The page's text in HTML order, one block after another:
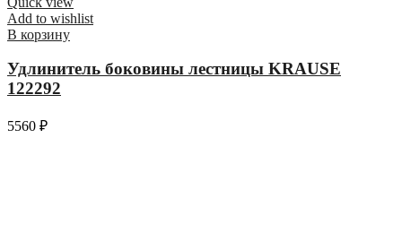
Add to wishlist
В корзину
Удлинитель боковины лестницы KRAUSE
122292
5560 ₽